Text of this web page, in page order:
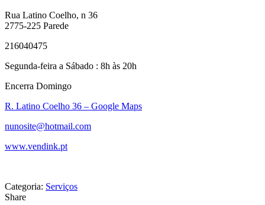
Rua Latino Coelho, n 36
2775-225 Parede
216040475
Segunda-feira a Sábado : 8h às 20h
Encerra Domingo
R. Latino Coelho 36 – Google Maps
nunosite@hotmail.com
www.vendink.pt
Categoria: Serviços
Share